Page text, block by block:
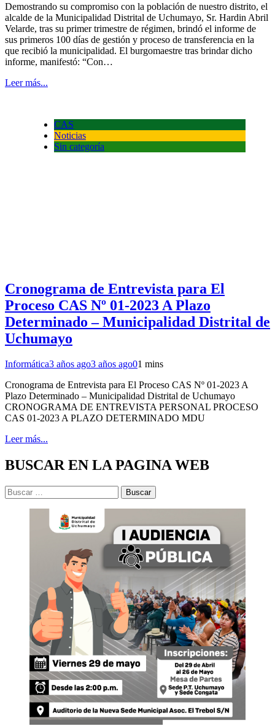
Demostrando su compromiso con la población de nuestro distrito, el
alcalde de la Municipalidad Distrital de Uchumayo, Sr. Hardin Abril
Velarde, tras su primer trimestre de régimen, brindó el informe de
sus primeros 100 días de gestión y proceso de transferencia en la
que recibió la municipalidad. El burgomaestre tras brindar dicho
informe, manifestó: “Con…
Leer más...
CAS
Noticias
Sin categoría
Cronograma de Entrevista para El
Proceso CAS Nº 01-2023 A Plazo
Determinado – Municipalidad Distrital de
Uchumayo
Informática3 años ago3 años ago01 mins
Cronograma de Entrevista para El Proceso CAS Nº 01-2023 A
Plazo Determinado – Municipalidad Distrital de Uchumayo
CRONOGRAMA DE ENTREVISTA PERSONAL PROCESO
CAS 01-2023 A PLAZO DETERMINADO MDU
Leer más...
BUSCAR EN LA PAGINA WEB
Buscar: